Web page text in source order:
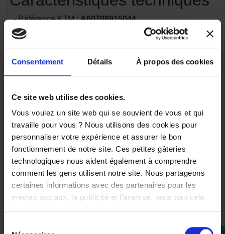
Consentement Détails À propos des cookies
Ce site web utilise des cookies.
Vous voulez un site web qui se souvient de vous et qui
travaille pour vous ? Nous utilisons des cookies pour
personnaliser votre expérience et assurer le bon
fonctionnement de notre site. Ces petites gâteries
technologiques nous aident également à comprendre
comment les gens utilisent notre site. Nous partageons
certaines informations avec des partenaires pour les
médias sociaux, la publicité et l'analyse, mais tout cela
- Référence KTM :A60708915044
- Produit officiel KTM PowerParts
- Type : Support de plaque d'immatriculation court
- Finition : Revêtement époxy
- Intégration parfaite à la moto
- Design compact et sportif
- Compatible avec KTM 990 Duke 2026
- Également compatible avec certains modèles KTM 990
Duke et 1390 Super Duke selon millésime.
Pourquoi choisir ce support
de plaque KTM ?